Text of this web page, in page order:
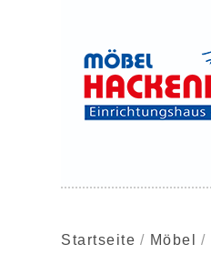
Startseite Möbel